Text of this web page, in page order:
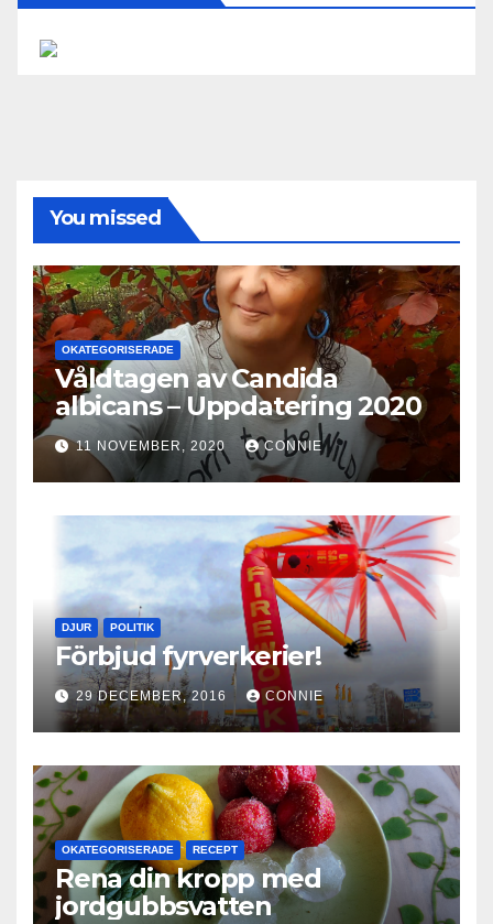
You missed
OKATEGORISERADE
Våldtagen av Candida
albicans – Uppdatering 2020
11 NOVEMBER, 2020 CONNIE
DJUR POLITIK
Förbjud fyrverkerier!
29 DECEMBER, 2016 CONNIE
OKATEGORISERADE RECEPT
Rena din kropp med
jordgubbsvatten